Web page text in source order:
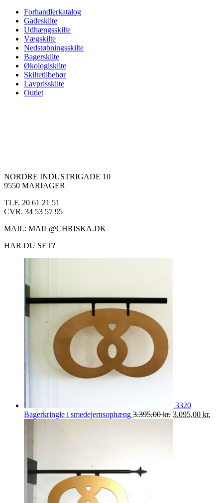
Forhandlerkatalog
Gadeskilte
Udhængsskilte
Vægskilte
Nedstøbningsskilte
Bagerskilte
Økologiskilte
Skiltetilbehør
Lavprisskilte
Outlet
NORDRE INDUSTRIGADE 10
9550 MARIAGER
TLF. 20 61 21 51
CVR. 34 53 57 95
MAIL: MAIL@CHRISKA.DK
HAR DU SET?
3320
Bagerkringle i smedejernsophæng 3.395,00kr. Den
3.095,00 kr.